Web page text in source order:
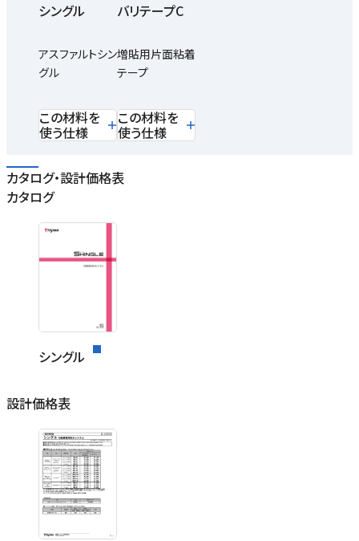
シングル
アスファルトシン
グル
この材料を
使う仕様
バリテープC
増貼用片面粘着
テープ
この材料を
使う仕様
カタログ・設計価格表
カタログ
シングル
設計価格表